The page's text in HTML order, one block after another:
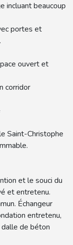
incluant beaucoup
portes et
ouvert et
corridor
Saint-Christophe
et le souci du
et entretenu.
Échangeur
entretenu,
de béton